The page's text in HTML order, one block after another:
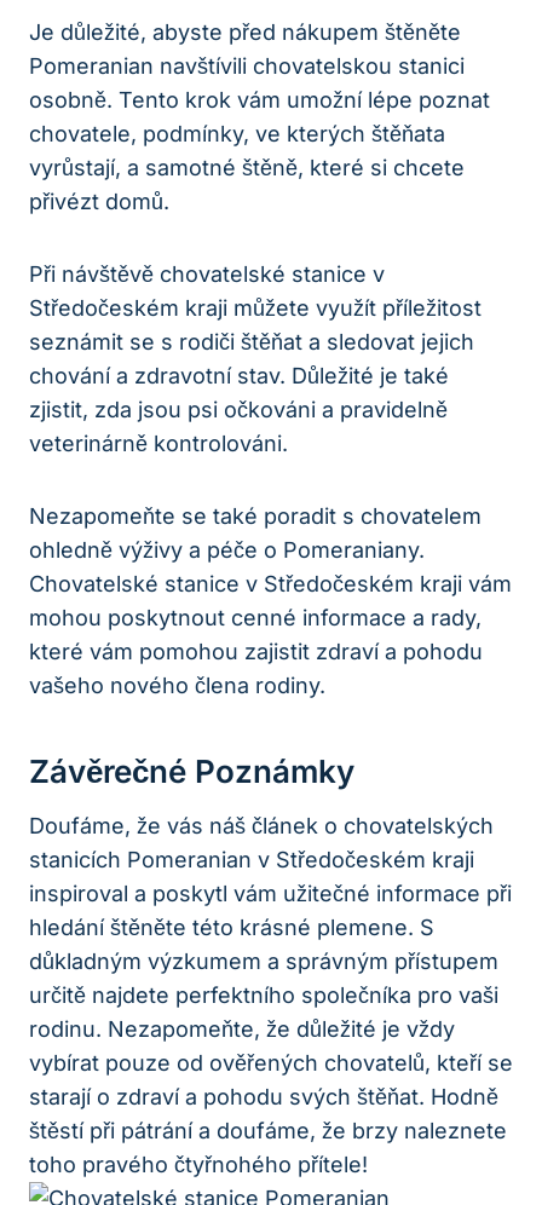
Je⁤ důležité, abyste před nákupem štěněte
Pomeranian ‌navštívili ‍chovatelskou stanici
‌osobně. Tento⁢ krok ⁤vám umožní⁢ lépe poznat‍
chovatele, podmínky, ve⁣ kterých štěňata
vyrůstají, ⁤a samotné štěně, ‌které​ si⁢ chcete
přivézt domů.
Při​ návštěvě chovatelské stanice⁤ v
Středočeském kraji můžete využít příležitost
seznámit se s ‍rodiči ‌štěňat a sledovat jejich
chování‌ a zdravotní stav. Důležité je také
zjistit,‍ zda jsou ⁤psi očkováni a pravidelně‌
veterinárně kontrolováni.
Nezapomeňte se také poradit s chovatelem
ohledně‍ výživy a péče ⁤o Pomeraniany.​
Chovatelské stanice v Středočeském ⁢kraji vám
mohou poskytnout cenné informace⁤ a rady,
které vám pomohou ​zajistit zdraví a pohodu
vašeho nového člena rodiny.
Závěrečné Poznámky
Doufáme, že⁣ vás náš ⁤článek o chovatelských
stanicích Pomeranian v Středočeském kraji
inspiroval a poskytl vám užitečné informace při
‌hledání štěněte této krásné plemene. S
důkladným výzkumem a správným⁤ přístupem⁣
určitě najdete perfektního společníka⁣ pro vaši
rodinu. Nezapomeňte, že důležité je vždy
vybírat pouze ​od ověřených chovatelů, kteří se
starají o⁢ zdraví a pohodu svých štěňat. Hodně
štěstí při pátrání‌ a doufáme,⁢ že brzy ⁢naleznete
toho pravého čtyřnohého přítele!